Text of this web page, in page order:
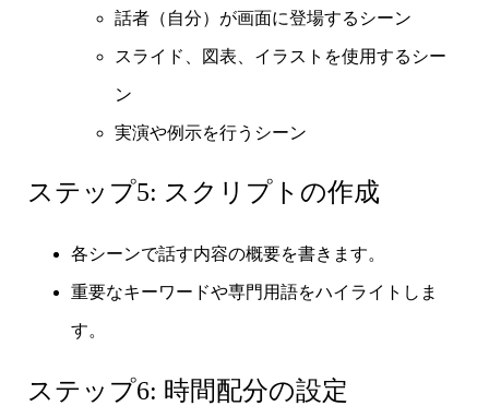
話者（自分）が画面に登場するシーン
スライド、図表、イラストを使用するシー
ン
実演や例示を行うシーン
ステップ5: スクリプトの作成
各シーンで話す内容の概要を書きます。
重要なキーワードや専門用語をハイライトしま
す。
ステップ6: 時間配分の設定